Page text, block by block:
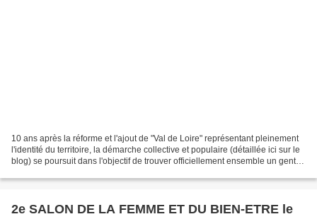
10 ans après la réforme et l'ajout de "Val de Loire" représentant pleinement
l'identité du territoire, la démarche collective et populaire (détaillée ici sur le
blog) se poursuit dans l'objectif de trouver officiellement ensemble un gentilé
2e SALON DE LA FEMME ET DU BIEN-ETRE le